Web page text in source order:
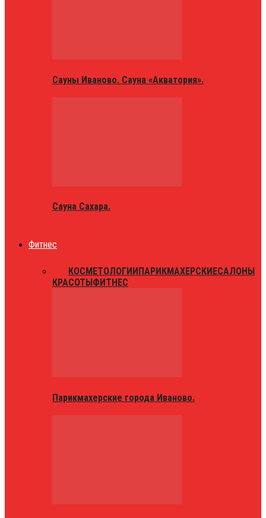
Сауны Иваново. Сауна «Акватория».
Сауна Сахара.
Фитнес
КОСМЕТОЛОГИИПАРИКМАХЕРСКИЕСАЛОНЫ
КРАСОТЫФИТНЕС
Парикмахерские города Иваново.